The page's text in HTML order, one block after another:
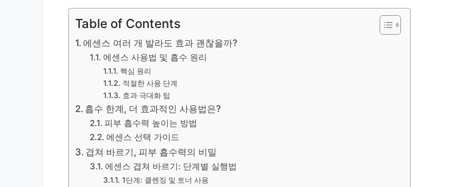
Table of Contents
에센스 여러 개 발라도 효과 괜찮을까?
에센스 사용법 및 흡수 원리
핵심 원리
적절한 사용 단계
효과 극대화 팁
흡수 한계, 더 효과적인 사용법은?
피부 흡수력 높이는 방법
에센스 선택 가이드
겹쳐 바르기, 피부 흡수력의 비밀
에센스 겹쳐 바르기: 단계별 실행법
1단계: 클렌징 및 토너 사용